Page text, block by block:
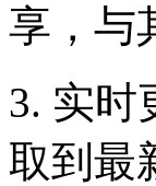
享，与
3. 实时
取到最